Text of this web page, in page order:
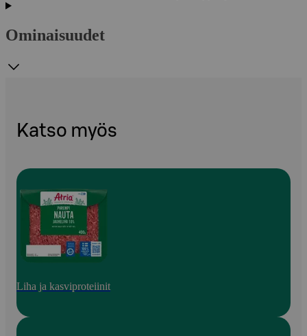
Ominaisuudet
Katso myös
Liha ja kasviproteiinit